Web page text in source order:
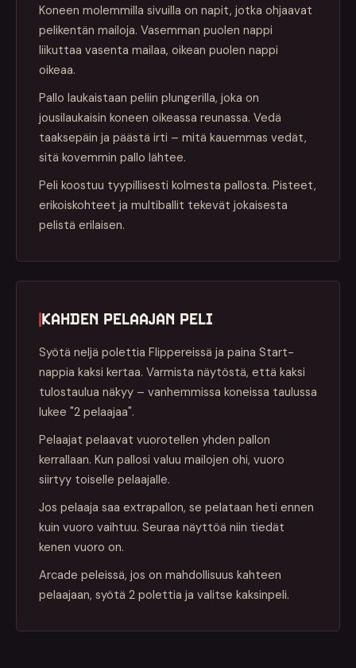
Koneen molemmilla sivuilla on napit, jotka ohjaavat
pelikentän mailoja. Vasemman puolen nappi
liikuttaa vasenta mailaa, oikean puolen nappi
oikeaa.
Pallo laukaistaan peliin plungerilla, joka on
jousilaukaisin koneen oikeassa reunassa. Vedä
taaksepäin ja päästä irti – mitä kauemmas vedät,
sitä kovemmin pallo lähtee.
Peli koostuu tyypillisesti kolmesta pallosta. Pisteet,
erikoiskohteet ja multiballit tekevät jokaisesta
pelistä erilaisen.
KAHDEN PELAAJAN PELI
Syötä neljä polettia Flippereissä ja paina Start-
nappia kaksi kertaa. Varmista näytöstä, että kaksi
tulostaulua näkyy – vanhemmissa koneissa taulussa
lukee "2 pelaajaa".
Pelaajat pelaavat vuorotellen yhden pallon
kerrallaan. Kun pallosi valuu mailojen ohi, vuoro
siirtyy toiselle pelaajalle.
Jos pelaaja saa extrapallon, se pelataan heti ennen
kuin vuoro vaihtuu. Seuraa näyttöä niin tiedät
kenen vuoro on.
Arcade peleissä, jos on mahdollisuus kahteen
pelaajaan, syötä 2 polettia ja valitse kaksinpeli.